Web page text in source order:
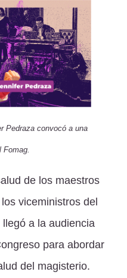
Pedraza convocó a una
Fomag.
de los maestros
viceministros del
a la audiencia
para abordar
del magisterio.